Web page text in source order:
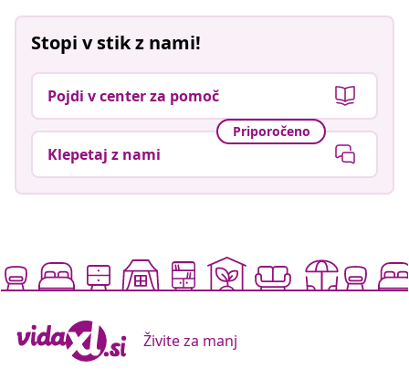
Stopi v stik z nami!
Pojdi v center za pomoč
Priporočeno
Klepetaj z nami
Živite za manj